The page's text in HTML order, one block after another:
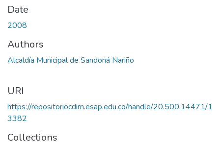
Date
2008
Authors
Alcaldía Municipal de Sandoná Nariño
URI
https://repositoriocdim.esap.edu.co/handle/20.500.14471/1
3382
Collections